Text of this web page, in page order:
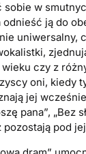
sobie w
ją do
uniwersalny,
czy z
oni, kiedy
jej
pana”, „Bez
pozostają pod